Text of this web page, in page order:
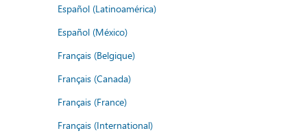
Español (Latinoamérica)
Español (México)
Français (Belgique)
Français (Canada)
Français (France)
Français (International)